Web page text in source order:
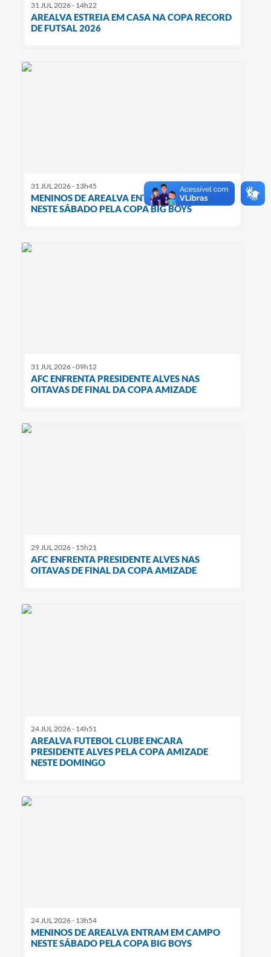
31 JUL 2026 - 14h22
AREALVA ESTREIA EM CASA NA COPA RECORD
DE FUTSAL 2026
31 JUL 2026 - 13h45
MENINOS DE AREALVA ENTRAM EM CAMPO
NESTE SÁBADO PELA COPA BIG BOYS
31 JUL 2026 - 09h12
AFC ENFRENTA PRESIDENTE ALVES NAS
OITAVAS DE FINAL DA COPA AMIZADE
29 JUL 2026 - 15h21
AFC ENFRENTA PRESIDENTE ALVES NAS
OITAVAS DE FINAL DA COPA AMIZADE
24 JUL 2026 - 14h51
AREALVA FUTEBOL CLUBE ENCARA
PRESIDENTE ALVES PELA COPA AMIZADE
NESTE DOMINGO
24 JUL 2026 - 13h54
MENINOS DE AREALVA ENTRAM EM CAMPO
NESTE SÁBADO PELA COPA BIG BOYS